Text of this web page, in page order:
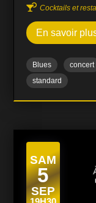
son univers
funk et blues.
les musiciens
conviviale et
découvrir des
dialogue
moments
chanteurs :
vous est
 Cocktails et
En savoir
Blues concert
standard
SAM
5
SEP